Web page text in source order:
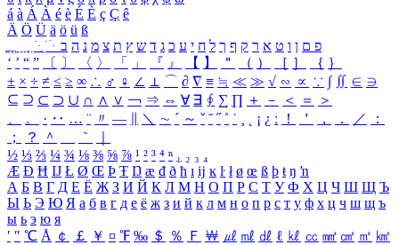
á à Á À é è É È ç Ç ê
Ä Ö Ü ä ö ü ß
ִֶֹ ֻּ ׁׂ פ ם ן ו ט א ר ק ף ך ל ח י ע כ ג ד ש ץ ת צ מ נ ה ב
‘ ’ “ ” 〔 〕 〈 〉 「 」 『 』 【 】 ＂ （ ） ［ ］ ｛ ｝
± × ÷ ≠ ≤ ≥ ∞ ∴ ♂ ♀ ∠ ⊥ ⌒ ∂ ∇ ≡ ≒ ≪ ≫ √ ∽ ∝ ∵ ∫ ∬ ∈ ∋
⊆ ⊇ ⊂ ⊃ ∪ ∩ ∧ ∨ ￢ ⇒ ⇔ ∀ ∃ ∮ ∑ ∏ ＋ － ＜ ＝
＞
、
。 · ‥ … ¨ 〃 ― ＼ ∼ ´ ～ ˇ ˘ ˝ ˚ ˙ ¸ ¡ ¿ ː ！ ＇ ， ． ／
：
；
？ ＾ ｀
½ ⅓ ⅔ ¼ ¾ ⅛ ⅜ ⅝ ⅞ ¹ ² ³ ⁴ ⁿ ₁ ₂ ₃ ₄
Æ Ð Ħ Ĳ Ł Ø Œ Þ Ŧ Ŋ æ đ ð ħ ı ĳ ĸ ŀ ł ø œ ß þ ŧ ŋ ŉ
А Б В Г Д Е Ё Ж З И Й К Л М Н О П Р С Т У Ф Х Ц Ч Ш Щ Ъ
Ы Ь Э Ю Я а б в г д е ё ж з и й к л м н о п р с т у ф х ц ч ш щ ъ
ы ь э ю я
′ ″ ℃ Å ￠ ￡ ￥ ¤ ℉ ‰ ＄ ％ Ｆ ￦ ㎕ ㎖ ㎗ ℓ ㎘ ㏄ ㎣ ㎤ ㎥ ㎦